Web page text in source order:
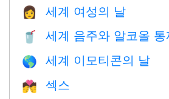
👩 세계 여성의 날
🥤 세계 음주와 알코올
🌎 세계 이모티콘의 날
💏 섹스